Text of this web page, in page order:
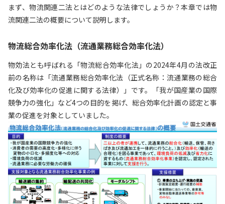
まず、物流関連二法とはどのような法律でしょうか？本章では物
流関連二法の概要について説明します。
物流総合効率化法（流通業務総合効率化法）
物効法とも呼ばれる「物流総合効率化法」の2024年4月の法改正
前の名称は「流通業務総合効率化法（正式名称：流通業務の総合
化及び効率化の促進に関する法律）」です。「我が国産業の国際
競争力の強化」など4つの目的を掲げ、総合効率化計画の認定と事
業の促進を対象としていました。